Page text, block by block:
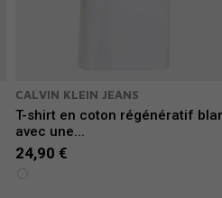
CALVIN KLEIN JEANS
T-shirt en coton régénératif
avec une...
24,90 €